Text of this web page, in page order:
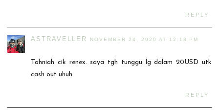
REPLY
ASTRAVELLER NOVEMBER 24, 2020 AT 12:18 PM
Tahniah cik renex. saya tgh tunggu lg dalam 20USD utk
cash out uhuh
REPLY